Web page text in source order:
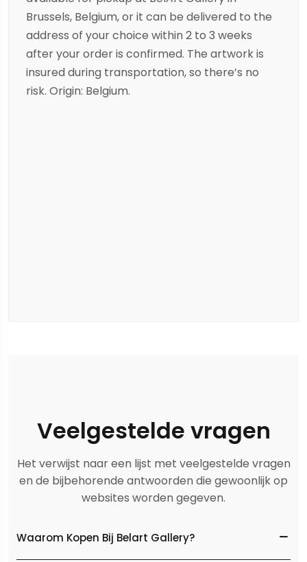
Brussels, Belgium, or it can be delivered to the
address of your choice within 2 to 3 weeks
after your order is confirmed. The artwork is
insured during transportation, so there’s no
risk. Origin: Belgium.
Veelgestelde vragen
Het verwijst naar een lijst met veelgestelde vragen
en de bijbehorende antwoorden die gewoonlijk op
websites worden gegeven.
Waarom Kopen Bij Belart Gallery?